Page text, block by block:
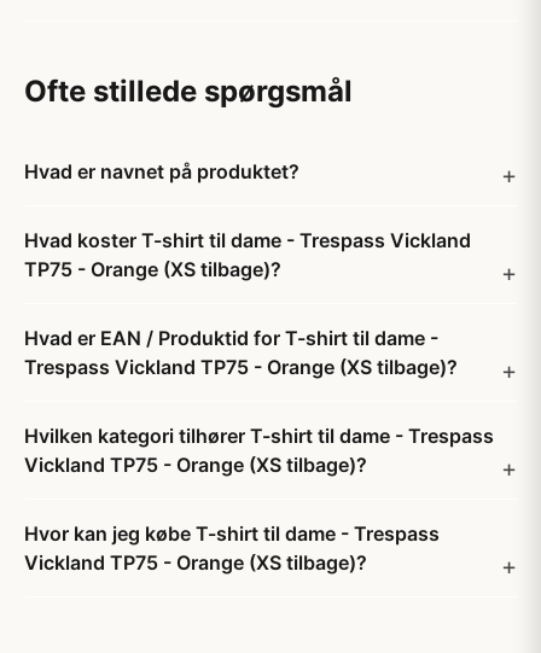
Ofte stillede spørgsmål
Hvad er navnet på produktet?
Hvad koster T-shirt til dame - Trespass Vickland
TP75 - Orange (XS tilbage)?
Hvad er EAN / Produktid for T-shirt til dame -
Trespass Vickland TP75 - Orange (XS tilbage)?
Hvilken kategori tilhører T-shirt til dame - Trespass
Vickland TP75 - Orange (XS tilbage)?
Hvor kan jeg købe T-shirt til dame - Trespass
Vickland TP75 - Orange (XS tilbage)?